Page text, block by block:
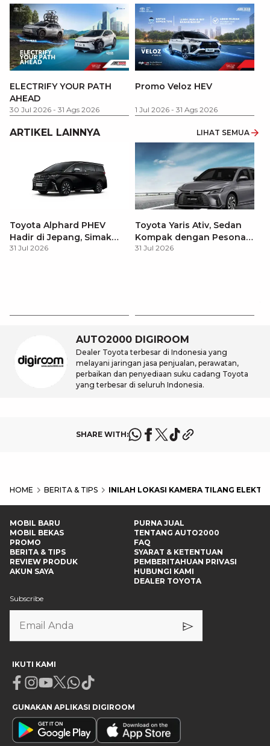
ELECTRIFY YOUR PATH
AHEAD
30 Jul 2026 - 31 Ags 2026
Promo Veloz HEV
1 Jul 2026 - 31 Ags 2026
ARTIKEL LAINNYA LIHAT SEMUA
Toyota Alphard PHEV
Hadir di Jepang, Simak
Pembaruan dan Fitur
31 Jul 2026
Toyota Yaris Ativ, Sedan
Kompak dengan Pesona
Modern
31 Jul 2026
AUTO2000 DIGIROOM
Dealer Toyota terbesar di Indonesia yang
melayani jaringan jasa penjualan, perawatan,
perbaikan dan penyediaan suku cadang Toyota
yang terbesar di seluruh Indonesia.
SHARE WITH:
HOME BERITA & TIPS INILAH LOKASI KAMERA TILANG
MOBIL BARU
MOBIL BEKAS
PROMO
BERITA & TIPS
REVIEW PRODUK
AKUN SAYA
PURNA JUAL
TENTANG AUTO2000
FAQ
SYARAT & KETENTUAN
PEMBERITAHUAN PRIVASI
HUBUNGI KAMI
DEALER TOYOTA
Subscribe
IKUTI KAMI
Facebook
Instagram
Youtube
X Whatsapp
Tiktok
GUNAKAN APLIKASI DIGIROOM